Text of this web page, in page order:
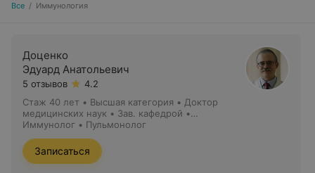
Все / Иммунология
Доценко
Эдуард Анатольевич
5 отзывов
4.2
Стаж 40 лет • Высшая категория • Доктор
медицинских наук • Зав. кафедрой •
Профессор
Иммунолог • Пульмонолог
Записаться